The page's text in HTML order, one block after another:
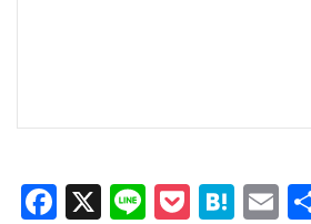
F
X
Li
P
H
E